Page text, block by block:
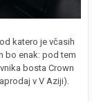
katero je včasih
bo enak: pod tem
bosta Crown
v V Aziji).